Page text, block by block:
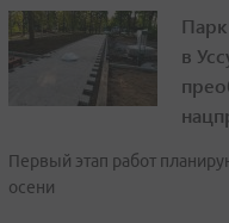
в
Первый этап работ
осени